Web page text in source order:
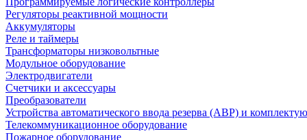
Регуляторы реактивной мощности
Аккумуляторы
Реле и таймеры
Трансформаторы низковольтные
Модульное оборудование
Электродвигатели
Счетчики и аксессуары
Преобразователи
Устройства автоматического ввода резерва (АВР) и
Телекоммуникационное оборудование
Пожарное оборудование